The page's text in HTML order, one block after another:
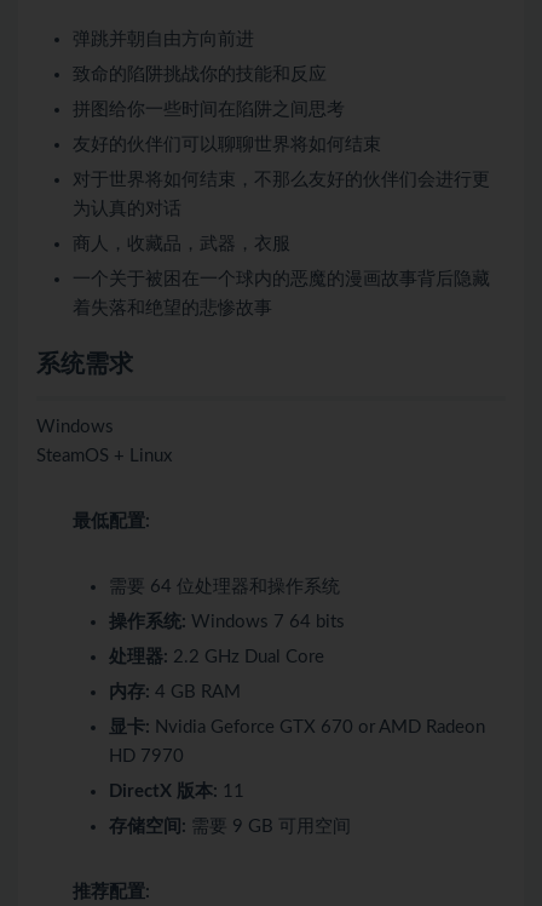
弹跳并朝自由方向前进
致命的陷阱挑战你的技能和反应
拼图给你一些时间在陷阱之间思考
友好的伙伴们可以聊聊世界将如何结束
对于世界将如何结束，不那么友好的伙伴们会进行更
为认真的对话
商人，收藏品，武器，衣服
一个关于被困在一个球内的恶魔的漫画故事背后隐藏
着失落和绝望的悲惨故事
系统需求
Windows
SteamOS + Linux
最低配置:
需要 64 位处理器和操作系统
操作系统: Windows 7 64 bits
处理器: 2.2 GHz Dual Core
内存: 4 GB RAM
显卡: Nvidia Geforce GTX 670 or AMD Radeon
HD 7970
DirectX 版本: 11
存储空间: 需要 9 GB 可用空间
推荐配置: